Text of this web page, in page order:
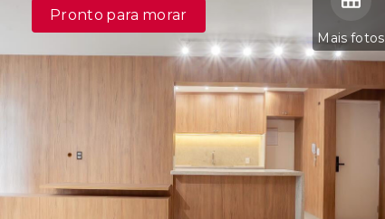
Mais fotos
Pronto para morar